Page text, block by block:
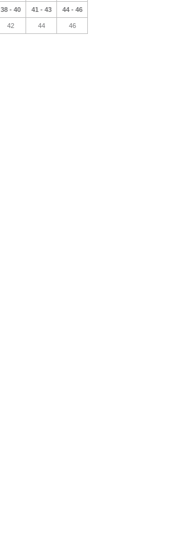
38 - 40 41 - 43 44 - 46
42 44 46